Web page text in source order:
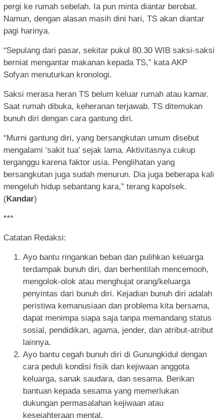
pergi ke rumah sebelah. Ia pun minta diantar berobat.
Namun, dengan alasan masih dini hari, TS akan diantar
pagi harinya.
“Sepulang dari pasar, sekitar pukul 80.30 WIB saksi-saksi
berniat mengantar makanan kepada TS,” kata AKP
Sofyan menuturkan kronologi.
Saksi merasa heran TS belum keluar rumah atau kamar.
Saat rumah dibuka, keheranan terjawab. TS ditemukan
bunuh diri dengan cara gantung diri.
“Murni gantung diri, yang bersangkutan umum disebut
mengalami ‘sakit tua’ sejak lama. Aktivitasnya cukup
terganggu karena faktor usia. Penglihatan yang
bersangkutan juga sudah menurun. Dia juga beberapa kali
mengeluh hidup sebantang kara,” terang kapolsek.
(Kandar)
***
Catatan Redaksi:
Ayo bantu ringankan beban dan pulihkan keluarga
terdampak bunuh diri, dan berhentilah mencemooh,
mengolok-olok atau menghujat orang/keluarga
penyintas dari bunuh diri. Kejadian bunuh diri adalah
peristiwa kemanusiaan dan problema kita bersama,
dapat menimpa siapa saja tanpa memandang status
sosial, pendidikan, agama, jender, dan atribut-atribut
lainnya.
Ayo bantu cegah bunuh diri di Gunungkidul dengan
cara peduli kondisi fisik dan kejiwaan anggota
keluarga, sanak saudara, dan sesama. Berikan
bantuan kepada sesama yang memerlukan
dukungan permasalahan kejiwaan atau
kesejahteraan mental.